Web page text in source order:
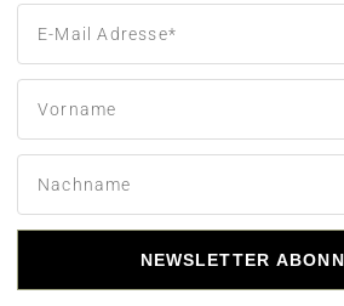
NEWSLETTER